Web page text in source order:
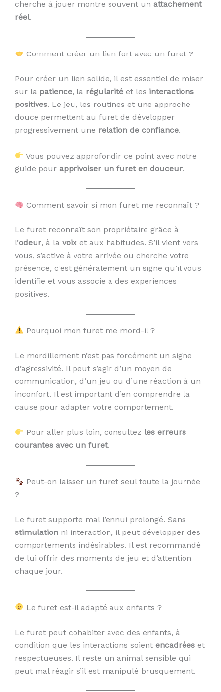
cherche à jouer montre souvent un attachement
réel.
Comment créer un lien fort avec un furet ?
Pour créer un lien solide, il est essentiel de miser
sur la patience, la régularité et les interactions
positives. Le jeu, les routines et une approche
douce permettent au furet de développer
progressivement une relation de confiance.
Vous pouvez approfondir ce point avec notre
guide pour apprivoiser un furet en douceur.
Comment savoir si mon furet me reconnaît ?
Le furet reconnaît son propriétaire grâce à
l’odeur, à la voix et aux habitudes. S’il vient vers
vous, s’active à votre arrivée ou cherche votre
présence, c’est généralement un signe qu’il vous
identifie et vous associe à des expériences
positives.
Pourquoi mon furet me mord-il ?
Le mordillement n’est pas forcément un signe
d’agressivité. Il peut s’agir d’un moyen de
communication, d’un jeu ou d’une réaction à un
inconfort. Il est important d’en comprendre la
cause pour adapter votre comportement.
Pour aller plus loin, consultez les erreurs
courantes avec un furet.
Peut-on laisser un furet seul toute la journée
?
Le furet supporte mal l’ennui prolongé. Sans
stimulation ni interaction, il peut développer des
comportements indésirables. Il est recommandé
de lui offrir des moments de jeu et d’attention
chaque jour.
Le furet est-il adapté aux enfants ?
Le furet peut cohabiter avec des enfants, à
condition que les interactions soient encadrées et
respectueuses. Il reste un animal sensible qui
peut mal réagir s’il est manipulé brusquement.